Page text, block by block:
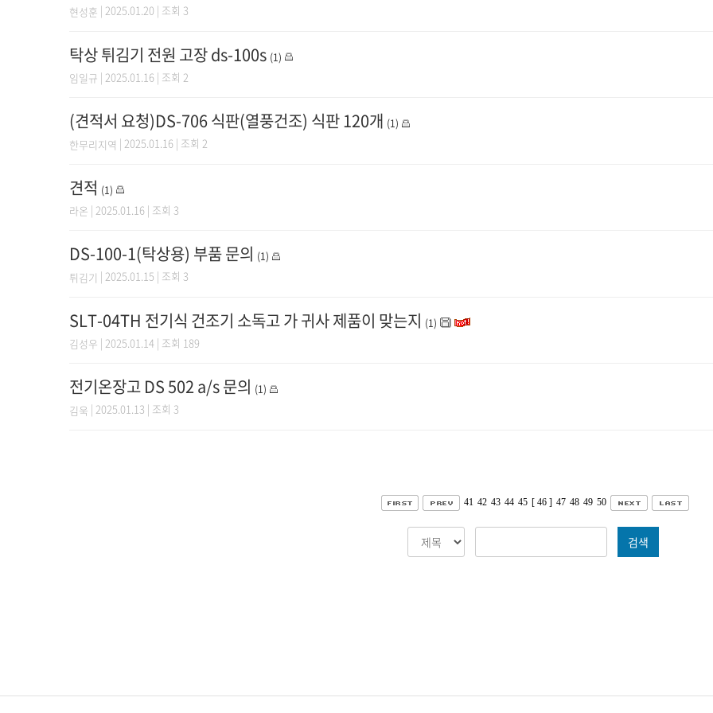
현성훈 | 2025.01.20 | 조회 3
탁상 튀김기 전원 고장 ds-100s (1)
임일규 | 2025.01.16 | 조회 2
(견적서 요청)DS-706 식판(열풍건조) 식판 120개 (1)
한무리지역 | 2025.01.16 | 조회 2
견적 (1)
라온 | 2025.01.16 | 조회 3
DS-100-1(탁상용) 부품 문의 (1)
튀김기 | 2025.01.15 | 조회 3
SLT-04TH 전기식 건조기 소독고 가 귀사 제품이 맞는지 (1)
김성우 | 2025.01.14 | 조회 189
전기온장고 DS 502 a/s 문의 (1)
김욱 | 2025.01.13 | 조회 3
41 42 43 44 45 [ 46 ] 47 48 49 50
검색